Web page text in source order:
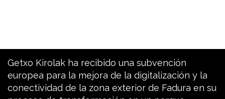
Getxo Kirolak ha recibido una subvención
europea para la mejora de la digitalización y la
conectividad de la zona exterior de Fadura en su